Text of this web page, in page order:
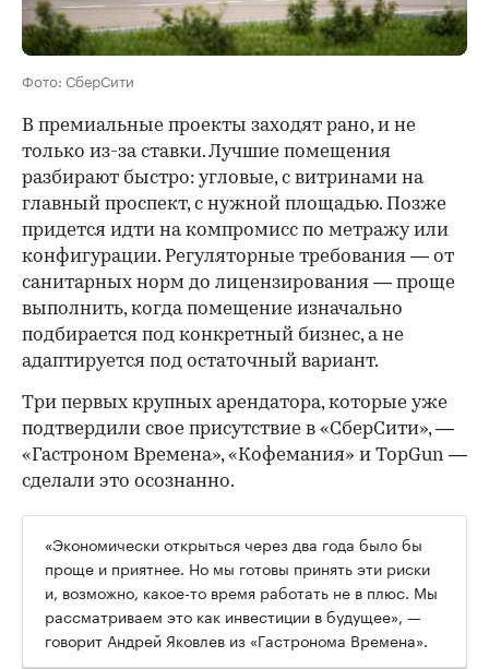
Фото: СберСити
В премиальные проекты заходят рано, и не
только из-за ставки. Лучшие помещения
разбирают быстро: угловые, с витринами на
главный проспект, с нужной площадью. Позже
придется идти на компромисс по метражу или
конфигурации. Регуляторные требования — от
санитарных норм до лицензирования — проще
выполнить, когда помещение изначально
подбирается под конкретный бизнес, а не
адаптируется под остаточный вариант.
Три первых крупных арендатора, которые уже
подтвердили свое присутствие в «СберСити», —
«Гастроном Времена», «Кофемания» и TopGun —
сделали это осознанно.
«Экономически открыться через два года было бы
проще и приятнее. Но мы готовы принять эти риски
и, возможно, какое-то время работать не в плюс. Мы
рассматриваем это как инвестиции в будущее», —
говорит Андрей Яковлев из «Гастронома Времена».